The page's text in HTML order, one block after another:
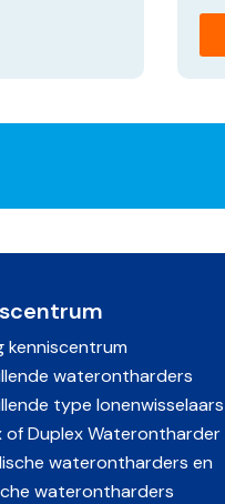
kenniscentrum
waterontharders
type Ionenwisselaars
of Duplex Waterontharder
waterontharders en
waterontharders